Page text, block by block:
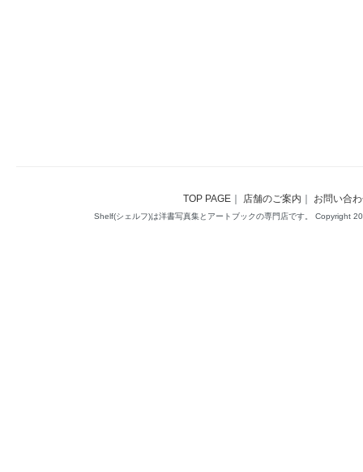
TOP PAGE 店舗のご案内 お問い合
Shelf(シェルフ)は洋書写真集とアートブックの専門店です。 Copyright